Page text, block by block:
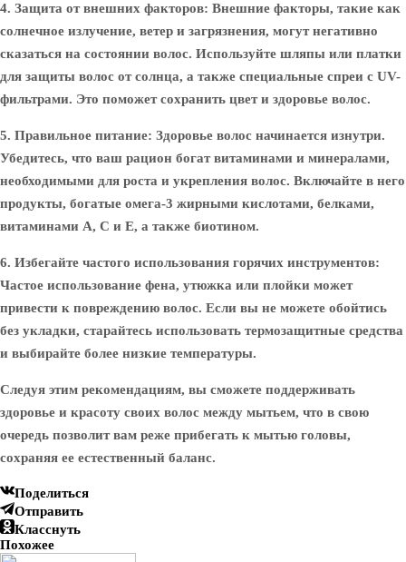
4. Защита от внешних факторов: Внешние факторы, такие как
солнечное излучение, ветер и загрязнения, могут негативно
сказаться на состоянии волос. Используйте шляпы или платки
для защиты волос от солнца, а также специальные спреи с UV-
фильтрами. Это поможет сохранить цвет и здоровье волос.
5. Правильное питание: Здоровье волос начинается изнутри.
Убедитесь, что ваш рацион богат витаминами и минералами,
необходимыми для роста и укрепления волос. Включайте в него
продукты, богатые омега-3 жирными кислотами, белками,
витаминами A, C и E, а также биотином.
6. Избегайте частого использования горячих инструментов:
Частое использование фена, утюжка или плойки может
привести к повреждению волос. Если вы не можете обойтись
без укладки, старайтесь использовать термозащитные средства
и выбирайте более низкие температуры.
Следуя этим рекомендациям, вы сможете поддерживать
здоровье и красоту своих волос между мытьем, что в свою
очередь позволит вам реже прибегать к мытью головы,
сохраняя ее естественный баланс.
Поделиться
Отправить
Класснуть
Похожее